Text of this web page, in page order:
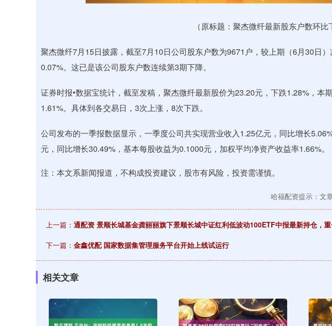
（原标题：聚杰微纤最新股东户数环比
聚杰微纤7月15日披露，截至7月10日公司股东户数为9671户，较上期（6月30日
0.07%。这已是该公司股东户数连续第3期下降。
证券时报•数据宝统计，截至发稿，聚杰微纤最新股价为23.20元，下跌1.28%，本
1.61%。具体到各交易日，3次上涨，8次下跌。
公司发布的一季报数据显示，一季度公司共实现营业收入1.25亿元，同比增长
元，同比增长30.49%，基本每股收益为0.1000元，加权平均净资产收益率1.66%。
注：本文系新闻报道，不构成投资建议，股市有风险，投资需谨慎。
哈福配资提示：文
上一篇： 通配资 景顺长城基金龚丽丽旗下景顺长城中证红利低波动100ETF中报最新持仓，
下一篇： 金鑫优配 国家数据集管理服务平台开始上线试运行
相关文章
深证成指 14311.01 200.89 1.42% 沪深300